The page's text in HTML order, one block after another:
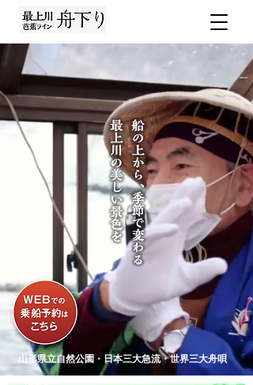
山形県立自然公園・日本三大急流・世界三大舟唄